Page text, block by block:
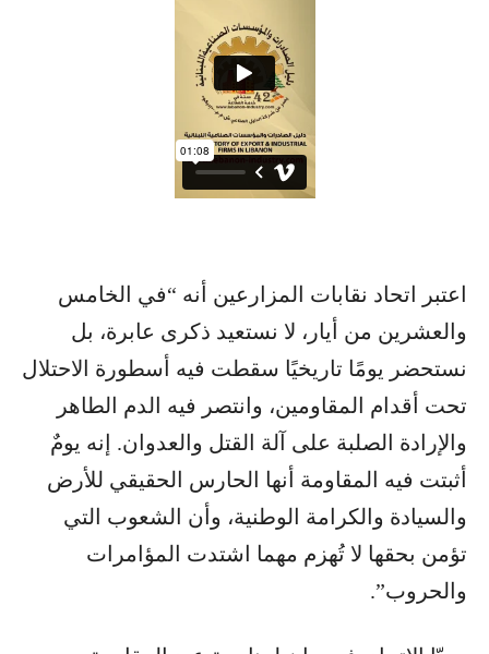
اعتبر اتحاد نقابات المزارعين أنه “في الخامس
والعشرين من أيار، لا نستعيد ذكرى عابرة، بل
نستحضر يومًا تاريخيًا سقطت فيه أسطورة الاحتلال
تحت أقدام المقاومين، وانتصر فيه الدم الطاهر
والإرادة الصلبة على آلة القتل والعدوان. إنه يومٌ
أثبتت فيه المقاومة أنها الحارس الحقيقي للأرض
والسيادة والكرامة الوطنية، وأن الشعوب التي
تؤمن بحقها لا تُهزم مهما اشتدت المؤامرات
والحروب”.